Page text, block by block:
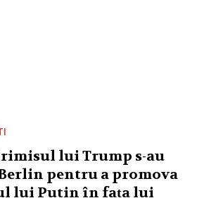
lui Trump s-au
pentru a promova
lui Putin în fața lui